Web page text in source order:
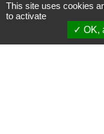
This site uses cookies
to activate
OK,